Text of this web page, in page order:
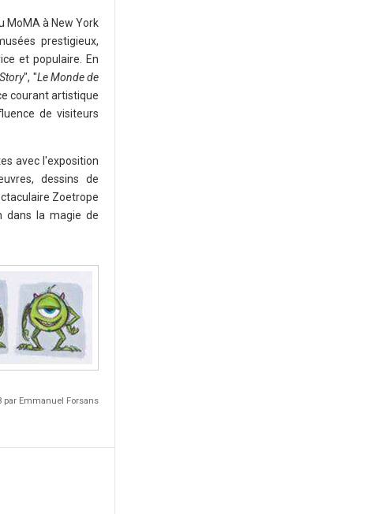
MoMA à New York
prestigieux,
et populaire. En
", "Le Monde de
courant artistique
de visiteurs
avec l'exposition
dessins de
Zoetrope
dans la magie de
par Emmanuel Forsans